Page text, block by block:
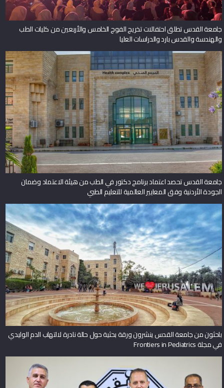
جامعة القدس تطلق احتفالات تخريج الفوج الخامس والأربعين من كليات الطب
والهندسة والقدس بارد والدراسات العليا
جامعة القدس تحصد اعتماد برنامج دكتور في الطب من هيئة الاعتماد وضمان
الجودة الأردنية وفق المعايير العالمية للتعليم الطبي
باحثون من جامعة القدس ينشرون ورقة بحثية حول حالة نادرة لالتهاب الدم الوليدي
في مجلة Frontiers in Pediatrics